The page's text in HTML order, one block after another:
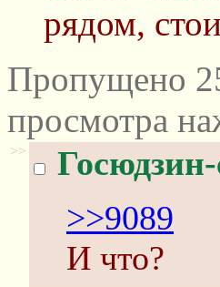
рядом,
Пропущено
просмотра
>>
>>9089
И что?